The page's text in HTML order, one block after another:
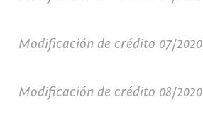
Modificación de crédito 07/2020
Modificación de crédito 08/2020